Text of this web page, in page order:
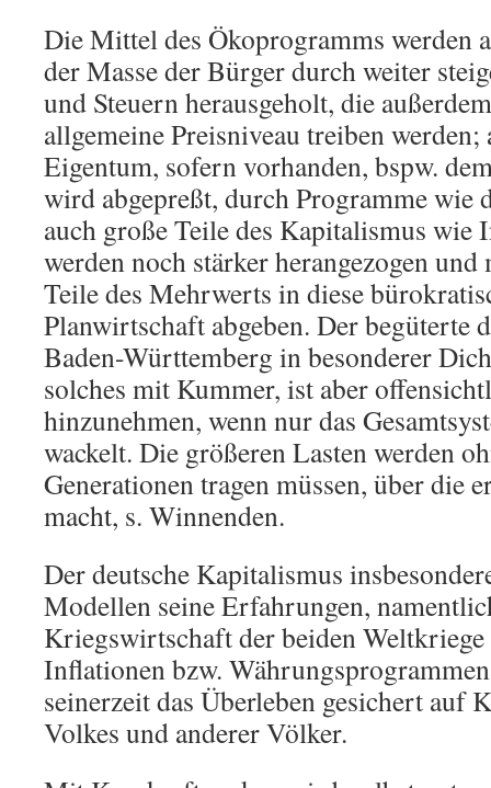
Die Mittel des Ökoprogramms werden
der Masse der Bürger durch weiter
und Steuern herausgeholt, die
allgemeine Preisniveau treiben werden;
Eigentum, sofern vorhanden, bspw.
wird abgepreßt, durch Programme wie
auch große Teile des Kapitalismus wie
werden noch stärker herangezogen
Teile des Mehrwerts in diese
Planwirtschaft abgeben. Der begüterte
Baden-Württemberg in besonderer
solches mit Kummer, ist aber
hinzunehmen, wenn nur das
wackelt. Die größeren Lasten werden
Generationen tragen müssen, über die
macht, s. Winnenden.
Der deutsche Kapitalismus
Modellen seine Erfahrungen,
Kriegswirtschaft der beiden
Inflationen bzw.
seinerzeit das Überleben gesichert auf
Volkes und anderer Völker.